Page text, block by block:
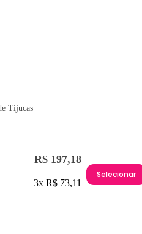
Tijucas
R$ 197,18
3x R$ 73,11
Selecionar